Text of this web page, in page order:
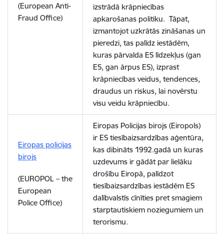
(European Anti-
Fraud Office)
izstrādā krāpniecības
apkarošanas politiku. Tāpat,
izmantojot uzkrātās zināšanas un
pieredzi, tas palīdz iestādēm,
kuras pārvalda ES līdzekļus (gan
ES, gan ārpus ES), izprast
krāpniecības veidus, tendences,
draudus un riskus, lai novērstu
visu veidu krāpniecību.
Eiropas policijas
birojs
(EUROPOL – the
European
Police Office)
Eiropas Policijas birojs (Eiropols)
ir ES tiesībaizsardzības aģentūra,
kas dibināts 1992.gadā un kuras
uzdevums ir gādāt par lielāku
drošību Eiropā, palīdzot
tiesībaizsardzības iestādēm ES
dalībvalstīs cīnīties pret smagiem
starptautiskiem noziegumiem un
terorismu.